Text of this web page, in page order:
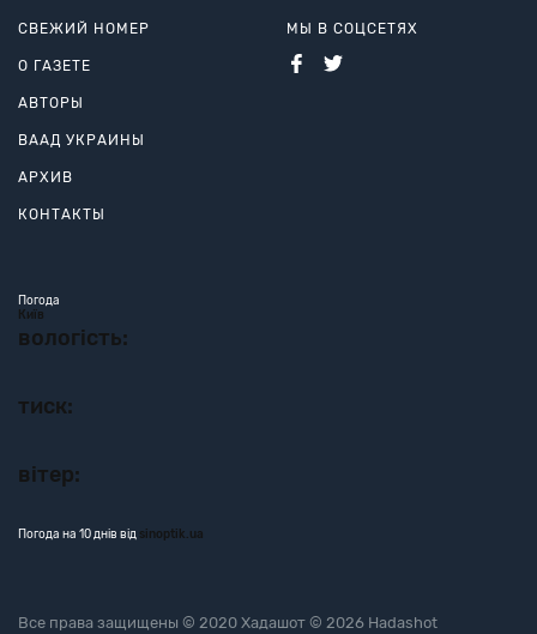
СВЕЖИЙ НОМЕР
О ГАЗЕТЕ
АВТОРЫ
ВААД УКРАИНЫ
АРХИВ
КОНТАКТЫ
МЫ В СОЦСЕТЯХ
Погода
Київ
вологість:
тиск:
вітер:
Погода на 10 днів від sinoptik.ua
Все права защищены © 2020 Хадашот © 2026 Hadashot